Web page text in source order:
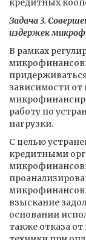
кредитных
Задача 3.
издержек
В рамках
зависимости
работу по
нагрузки.
С целью
кредитными
взыскание
основании
также отказа